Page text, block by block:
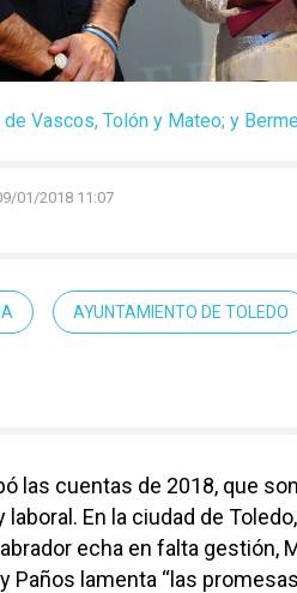
Vascos, Tolón y Mateo; y
01/2018 11:07
AYUNTAMIENTO DE TOLEDO
las cuentas de 2018, que
En la ciudad de
echa en falta gestión,
Paños lamenta “las promesas